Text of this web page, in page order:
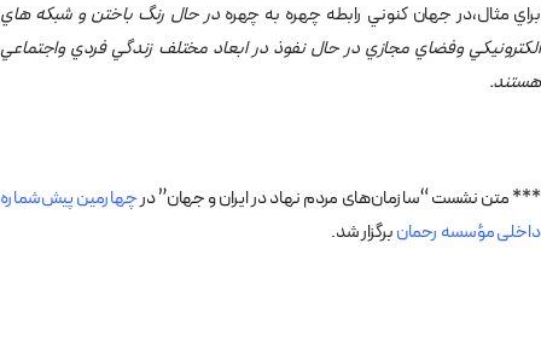
براي مثال،در جهان كنوني رابطه چهره به چهرهدر حال رنگ باختن و شبکه هاي
الكترونيكي وفضاي مجازي در حال نفوذ در ابعاد مختلف زندگي فردي واجتماعي
هستند.
*** متن نشست “سازمان­‌های مردم­ نهاد در ایران و جهان” درچهارمین پیش‌شماره
داخلی مؤسسه رحمانبرگزار شد.